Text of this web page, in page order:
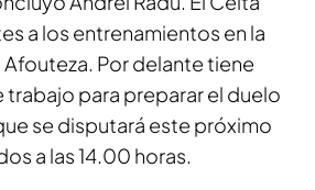
a los entrenamientos en la
Por delante tiene
para preparar el duelo
se disputará este próximo
a las 14.00 horas.